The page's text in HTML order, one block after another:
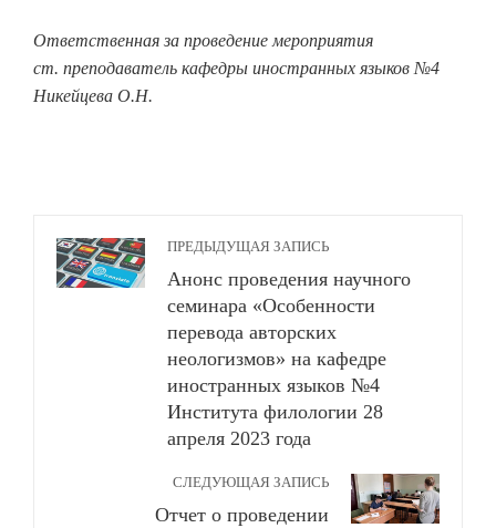
Ответственная за проведение мероприятия
ст. преподаватель кафедры иностранных языков №4
Никейцева О.Н.
ПРЕДЫДУЩАЯ ЗАПИСЬ
Анонс проведения научного
семинара «Особенности
перевода авторских
неологизмов» на кафедре
иностранных языков №4
Института филологии 28
апреля 2023 года
СЛЕДУЮЩАЯ ЗАПИСЬ
Отчет о проведении